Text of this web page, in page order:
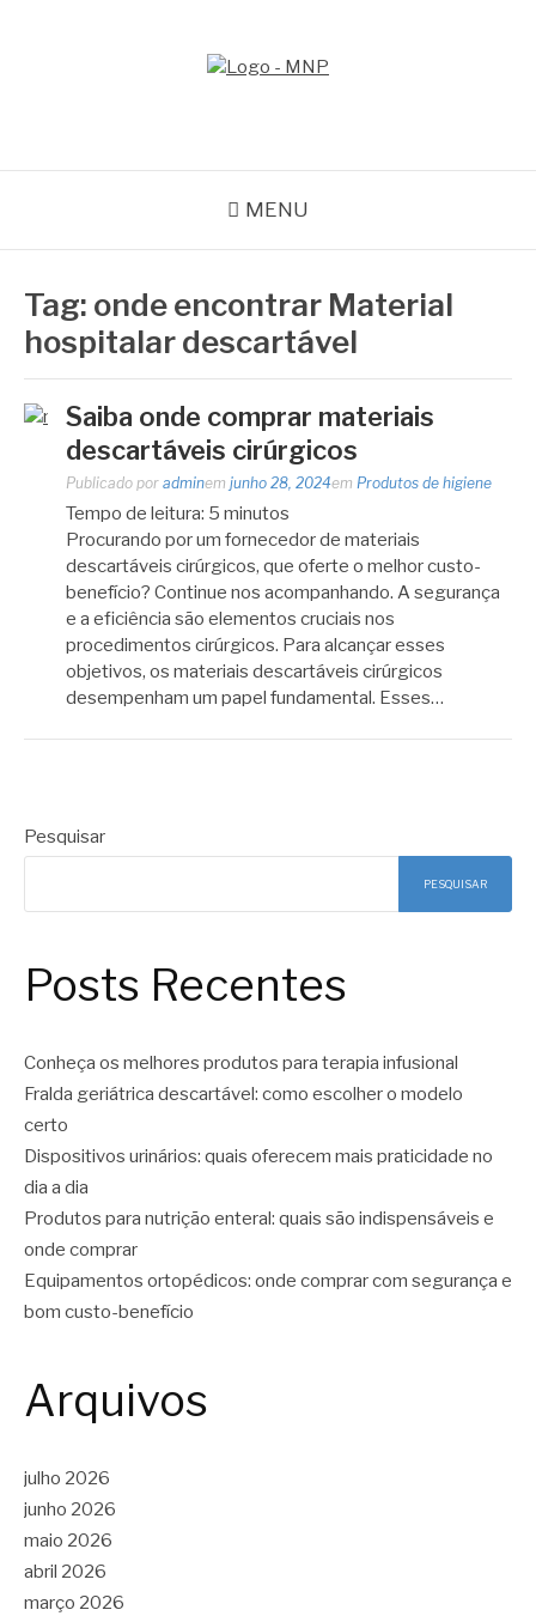
MENU
Tag: onde encontrar Material
hospitalar descartável
Saiba onde comprar materiais
descartáveis cirúrgicos
Publicado por adminem junho 28, 2024em Produtos de higiene
Tempo de leitura: 5 minutos
Procurando por um fornecedor de materiais
descartáveis cirúrgicos, que oferte o melhor custo-
benefício? Continue nos acompanhando. A segurança
e a eficiência são elementos cruciais nos
procedimentos cirúrgicos. Para alcançar esses
objetivos, os materiais descartáveis cirúrgicos
desempenham um papel fundamental. Esses…
Pesquisar
PESQUISAR
Posts Recentes
Conheça os melhores produtos para terapia infusional
Fralda geriátrica descartável: como escolher o modelo
certo
Dispositivos urinários: quais oferecem mais praticidade no
dia a dia
Produtos para nutrição enteral: quais são indispensáveis e
onde comprar
Equipamentos ortopédicos: onde comprar com segurança e
bom custo-benefício
Arquivos
julho 2026
junho 2026
maio 2026
abril 2026
março 2026